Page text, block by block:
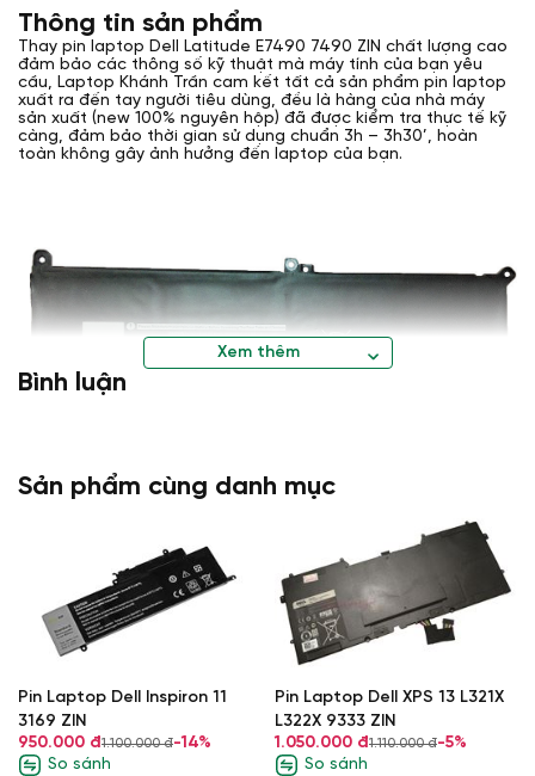
Thông tin sản phẩm
Thay pin laptop Dell Latitude E7490 7490 ZIN chất lượng cao
đảm bảo các thông số kỹ thuật mà máy tính của bạn yêu
cầu, Laptop Khánh Trần cam kết tất cả sản phẩm pin laptop
xuất ra đến tay người tiêu dùng, đều là hàng của nhà máy
sản xuất (new 100% nguyên hộp) đã được kiểm tra thực tế kỹ
càng, đảm bảo thời gian sử dụng chuẩn 3h – 3h30’, hoàn
toàn không gây ảnh hưởng đến laptop của bạn.
Laptop Khánh Trần Địa Chỉ Mua Bán Laptop
Hotline: 0936.23.1234
Địa chỉ: Số 26 Ngõ 165 Thái Hà, Đống Đa, Hà
Nội.
Xem thêm
Bình luận
Sản phẩm cùng danh mục
Pin Laptop Dell Inspiron 11
3169 ZIN
950.000 đ1.100.000 đ-14%
So sánh
Pin Laptop Dell XPS 13 L321X
L322X 9333 ZIN
1.050.000 đ1.110.000 đ-5%
So sánh